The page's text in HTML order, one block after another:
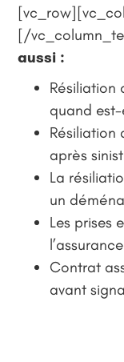
[/
aussi :
Résiliation
quand
Résiliation
après
La
un
Les prises
Contrat
avant